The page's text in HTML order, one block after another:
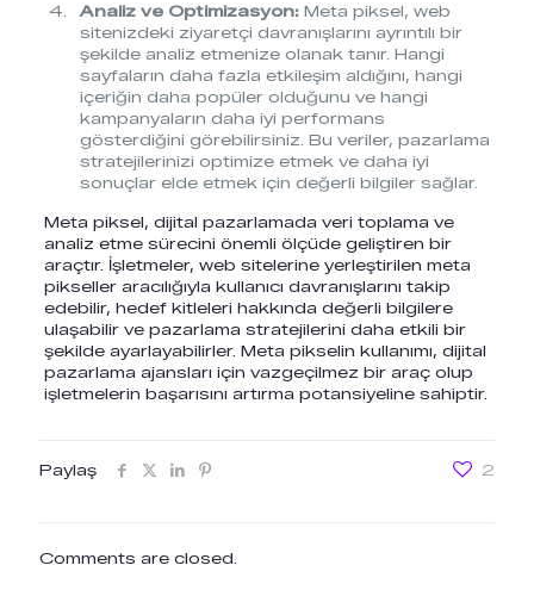
Analiz ve Optimizasyon: Meta piksel, web
sitenizdeki ziyaretçi davranışlarını ayrıntılı bir
şekilde analiz etmenize olanak tanır. Hangi
sayfaların daha fazla etkileşim aldığını, hangi
içeriğin daha popüler olduğunu ve hangi
kampanyaların daha iyi performans
gösterdiğini görebilirsiniz. Bu veriler, pazarlama
stratejilerinizi optimize etmek ve daha iyi
sonuçlar elde etmek için değerli bilgiler sağlar.
Meta piksel, dijital pazarlamada veri toplama ve
analiz etme sürecini önemli ölçüde geliştiren bir
araçtır. İşletmeler, web sitelerine yerleştirilen meta
pikseller aracılığıyla kullanıcı davranışlarını takip
edebilir, hedef kitleleri hakkında değerli bilgilere
ulaşabilir ve pazarlama stratejilerini daha etkili bir
şekilde ayarlayabilirler. Meta pikselin kullanımı, dijital
pazarlama ajansları için vazgeçilmez bir araç olup
işletmelerin başarısını artırma potansiyeline sahiptir.
Paylaş 2
Comments are closed.